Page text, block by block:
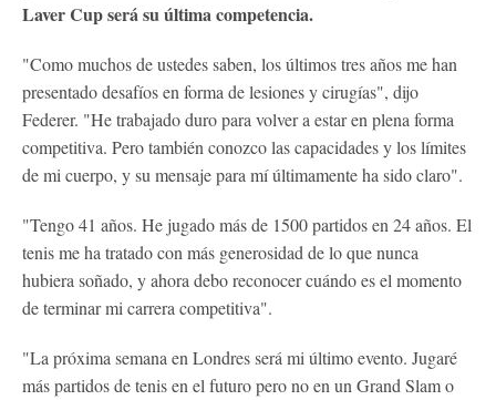
Laver Cup será su última competencia.
"Como muchos de ustedes saben, los últimos tres años me han
presentado desafíos en forma de lesiones y cirugías", dijo
Federer. "He trabajado duro para volver a estar en plena forma
competitiva. Pero también conozco las capacidades y los límites
de mi cuerpo, y su mensaje para mí últimamente ha sido claro".
"Tengo 41 años. He jugado más de 1500 partidos en 24 años. El
tenis me ha tratado con más generosidad de lo que nunca
hubiera soñado, y ahora debo reconocer cuándo es el momento
de terminar mi carrera competitiva".
"La próxima semana en Londres será mi último evento. Jugaré
más partidos de tenis en el futuro pero no en un Grand Slam o